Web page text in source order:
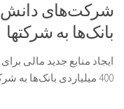
بانک‌ها به شرکتها
ایجاد منابع جدید مالی
400 میلیاردی بانک‌ها به شرکتها